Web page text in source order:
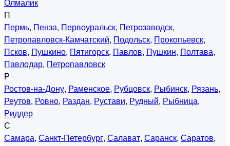
П
Пермь, Пенза, Первоуральск, Петрозаводск,
Петропавловск-Камчатский, Подольск, Прокопьевск,
Псков, Пушкино, Пятигорск, Павлов, Пушкин, Полтава,
Павлодар, Петропавловск
Р
Ростов-на-Дону, Раменское, Рубцовск, Рыбинск, Рязань,
Реутов, Ровно, Раздан, Рустави, Рудный, Рыбница,
Риддер
С
Самара, Санкт-Петербург, Салават, Саранск, Саратов,